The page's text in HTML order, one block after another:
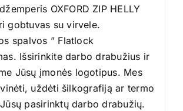
OXFORD ZIP HELLY
gobtuvas su virvele.
spalvos ” Flatlock
Išsirinkite darbo drabužius ir
Jūsų įmonės logotipus. Mes
uždėti šilkografiją ar termo
pasirinktų darbo drabužių.